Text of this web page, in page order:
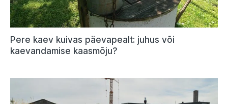
Pere kaev kuivas päevapealt: juhus või
kaevandamise kaasmõju?